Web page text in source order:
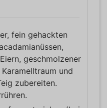
fein gehackten
geschmolzener
und
zubereiten.